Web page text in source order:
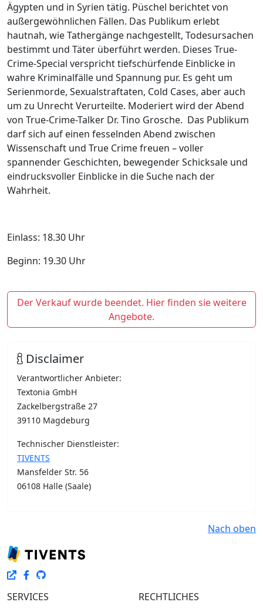
Ägypten und in Syrien tätig. Püschel berichtet von
außergewöhnlichen Fällen. Das Publikum erlebt
hautnah, wie Tathergänge nachgestellt, Todesursachen
bestimmt und Täter überführt werden. Dieses True-
Crime-Special verspricht tiefschürfende Einblicke in
wahre Kriminalfälle und Spannung pur. Es geht um
Serienmorde, Sexualstraftaten, Cold Cases, aber auch
um zu Unrecht Verurteilte. Moderiert wird der Abend
von True-Crime-Talker Dr. Tino Grosche. Das Publikum
darf sich auf einen fesselnden Abend zwischen
Wissenschaft und True Crime freuen – voller
spannender Geschichten, bewegender Schicksale und
eindrucksvoller Einblicke in die Suche nach der
Wahrheit.
Einlass: 18.30 Uhr
Beginn: 19.30 Uhr
Der Verkauf wurde beendet. Hier finden sie weitere
Angebote.
Disclaimer
Verantwortlicher Anbieter:
Textonia GmbH
Zackelbergstraße 27
39110 Magdeburg
Technischer Dienstleister:
TIVENTS
Mansfelder Str. 56
06108 Halle (Saale)
Nach oben
SERVICES
RECHTLICHES